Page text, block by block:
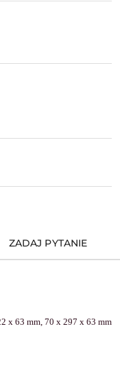
ZADAJ PYTANIE
x 63 mm, 70 x 297 x 63 mm